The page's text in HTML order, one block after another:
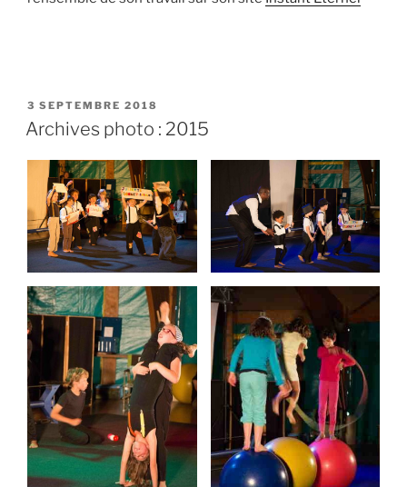
PUBLIÉ
LE
3 SEPTEMBRE 2018
Archives photo : 2015